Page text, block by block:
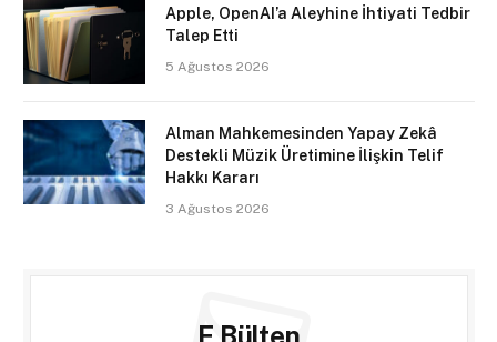
Apple, OpenAI’a Aleyhine İhtiyati Tedbir
Talep Etti
5 Ağustos 2026
Alman Mahkemesinden Yapay Zekâ
Destekli Müzik Üretimine İlişkin Telif
Hakkı Kararı
3 Ağustos 2026
E Bülten